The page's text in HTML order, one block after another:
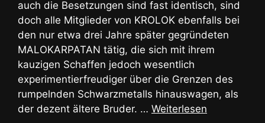
auch die Besetzungen sind fast identisch, sind
doch alle Mitglieder von KROLOK ebenfalls bei
den nur etwa drei Jahre später gegründeten
MALOKARPATAN tätig, die sich mit ihrem
kauzigen Schaffen jedoch wesentlich
experimentierfreudiger über die Grenzen des
rumpelnden Schwarzmetalls hinauswagen, als
der dezent ältere Bruder. … Weiterlesen